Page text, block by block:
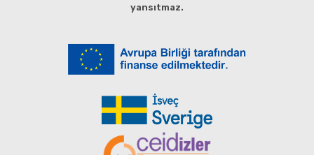
yansıtmaz.